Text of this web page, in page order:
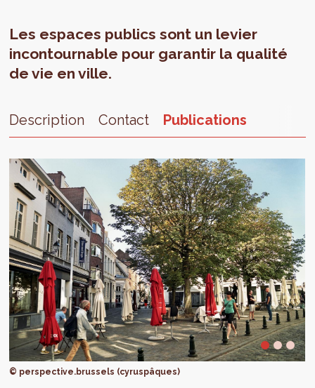
Les espaces publics sont un levier
incontournable pour garantir la qualité
de vie en ville.
Description Contact Publications
© perspective.brussels (cyruspâques)